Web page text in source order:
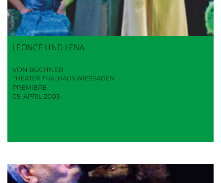
LEONCE UND LENA
VON BÜCHNER
THEATER THALHAUS WIESBADEN
PREMIERE
05. APRIL 2003